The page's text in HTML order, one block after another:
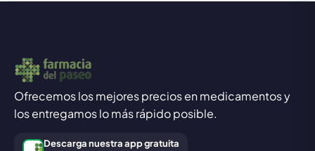
Ofrecemos los mejores precios en medicamentos y
los entregamos lo más rápido posible.
Descarga nuestra app gratuita